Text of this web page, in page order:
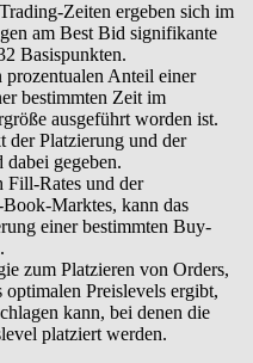
Zeiten ergeben sich im
am Best Bid signifikante
Basispunkten.
Anteil einer
bestimmten Zeit im
ausgeführt worden ist.
der Platzierung und der
gegeben.
Fill-Rates und der
Marktes, kann das
einer bestimmten Buy-
zum Platzieren von Orders,
Preislevels ergibt,
kann, bei denen die
platziert werden.